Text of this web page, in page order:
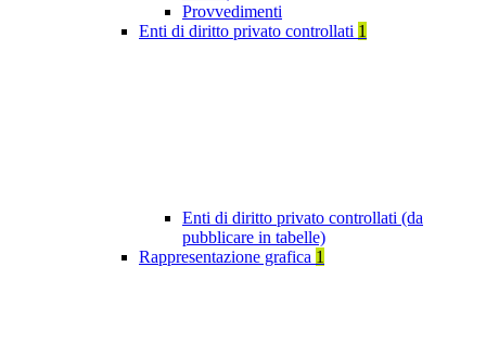
Provvedimenti
Enti di diritto privato controllati 1
Enti di diritto privato controllati (da
pubblicare in tabelle)
Rappresentazione grafica 1